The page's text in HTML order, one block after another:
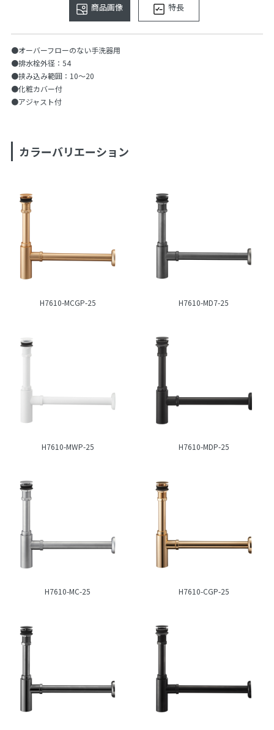
商品画像 特長
●オーバーフローのない手洗器用
●排水栓外径：54
●挟み込み範囲：10〜20
●化粧カバー付
●アジャスト付
カラーバリエーション
H7610-MCGP-25 H7610-MD7-25
H7610-MWP-25 H7610-MDP-25
H7610-MC-25 H7610-CGP-25